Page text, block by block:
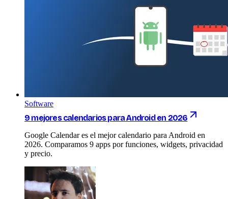
Software
9 mejores calendarios para Android en 2026
Google Calendar es el mejor calendario para Android en
2026. Comparamos 9 apps por funciones, widgets, privacidad
y precio.